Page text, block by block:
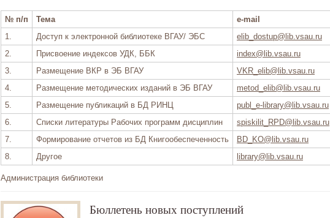
№ п/п Тема
e-mail
1.
Доступ к электронной библиотеке ВГАУ/ ЭБС
elib_dostup@lib.vsau.ru
2.
Присвоение индексов УДК, ББК
index@lib.vsau.ru
3.
Размещение ВКР в ЭБ ВГАУ
VKR_elib@lib.vsau.ru
4.
Размещение методических изданий в ЭБ ВГАУ
metod_elib@lib.vsau.ru
5.
Размещение публикаций в БД РИНЦ
publ_e-library@lib.vsau.ru
6.
Списки литературы Рабочих программ дисциплин
spiskilit_RPD@lib.vsau.ru
7.
Формирование отчетов из БД Книгообеспеченность
BD_KO@lib.vsau.ru
8.
Другое library@lib.vsau.ru
Администрация библиотеки
Бюллетень новых поступлений